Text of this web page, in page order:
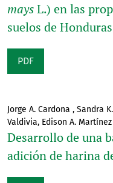
maysL.) en las
suelos de Honduras
PDF
Jorge A. Cardona , Sandra
Valdivia, Edison A. Martínez
Desarrollo de una
adición de harina